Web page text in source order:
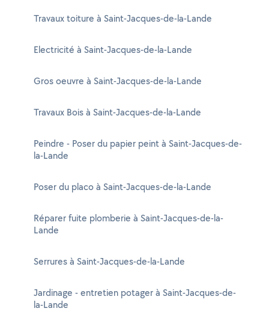
Travaux toiture à Saint-Jacques-de-la-Lande
Electricité à Saint-Jacques-de-la-Lande
Gros oeuvre à Saint-Jacques-de-la-Lande
Travaux Bois à Saint-Jacques-de-la-Lande
Peindre - Poser du papier peint à Saint-Jacques-de-
la-Lande
Poser du placo à Saint-Jacques-de-la-Lande
Réparer fuite plomberie à Saint-Jacques-de-la-
Lande
Serrures à Saint-Jacques-de-la-Lande
Jardinage - entretien potager à Saint-Jacques-de-
la-Lande